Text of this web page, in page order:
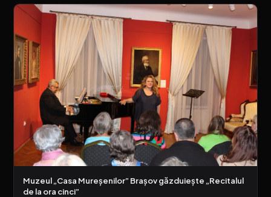
Muzeul „Casa Mureșenilor” Brașov găzduiește „Recitalul
de la ora cinci”